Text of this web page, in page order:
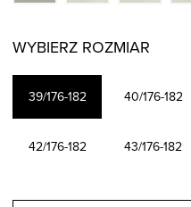
WYBIERZ ROZMIAR
39/176-182 40/176-182
42/176-182 43/176-182